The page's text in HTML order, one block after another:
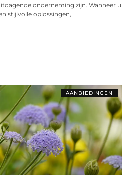
onderneming zijn. Wanneer u
stijlvolle oplossingen,
AANBIEDINGEN